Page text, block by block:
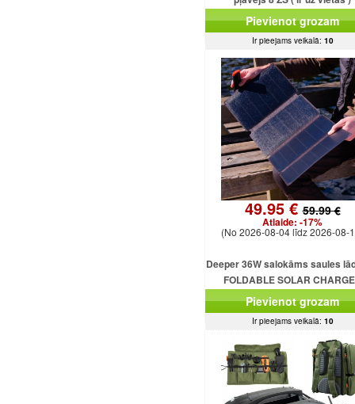
Pievienot grozam
Ir pieejams veikalā: 10
49.95 €59.99 €
Atlaide: -17%
(No 2026-08-04 līdz 2026-08-
Deeper 36W salokāms saules
FOLDABLE SOLAR
DEEPER 36W
Pievienot grozam
Ir pieejams veikalā: 10